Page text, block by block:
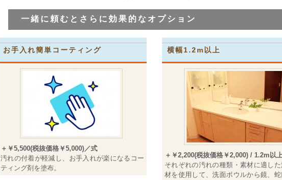
一緒に頼むとさらに効果的なオプション
お手入れ簡単コーティング
＋￥5,500(税抜価格￥5,000)／式
汚れの付着が軽減し、お手入れが楽になるコー
ティング剤を塗布。
横幅1.2m以上
＋￥2,200(税抜価格￥2,000) / 1.2m以
それぞれの汚れの種類・素材に適し
材を使用して、洗面ボウルから鏡、蛇